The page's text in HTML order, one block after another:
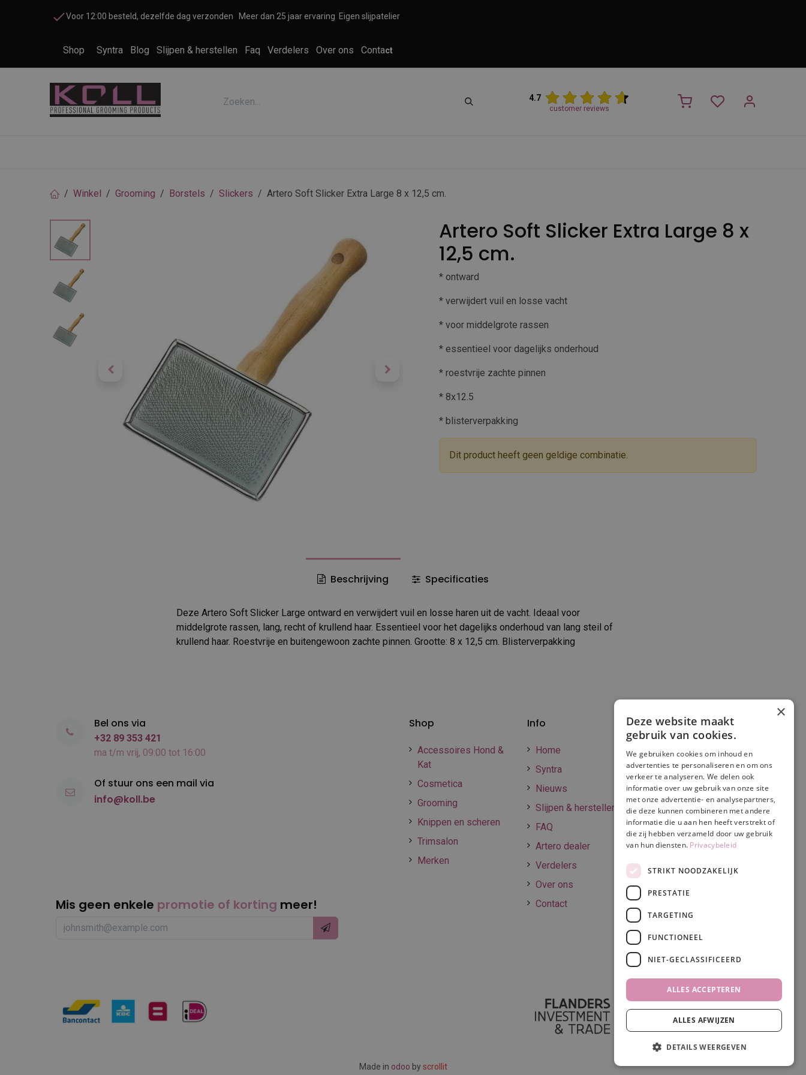
Voor 12:00 besteld, dezelfde dag verzonden Meer dan 25 jaar ervaring Eigen slijpatelier
Shop Syntra Blog Slijpen & herstellen Faq Verdelers Over ons Contact
4.7
customer reviews
Winkel Grooming Borstels Slickers Artero Soft Slicker Extra Large 8 x 12,5 cm.
Artero Soft Slicker Extra Large 8 x
12,5 cm.
* ontward
* verwijdert vuil en losse vacht
* voor middelgrote rassen
* essentieel voor dagelijks onderhoud
* roestvrije zachte pinnen
* 8x12.5
* blisterverpakking
Dit product heeft geen geldige combinatie.
Beschrijving Specificaties
Deze Artero Soft Slicker Large ontward en verwijdert vuil en losse haren uit de vacht. Ideaal voor
middelgrote rassen, lang, recht of krullend haar. Essentieel voor het dagelijks onderhoud van lang steil of
krullend haar. Roestvrije en buitengewoon zachte pinnen. Grootte: 8 x 12,5 cm. Blisterverpakking
Info
Home
Syntra
Nieuws
Slijpen & herstellen
FAQ
Artero dealer
Verdelers
Over ons
Contact
Shop
Accessoires Hond &
Kat
Cosmetica
Grooming
Knippen en scheren
Trimsalon
Merken
Verzenden en
betalen
Online betalen
Retourneren
Algemene
voorwaarden
Privacy & Cookie
policy
Disclaimer
Mis geen enkele promotie of korting meer!
Bel ons via
+32 89 353 421
ma t/m vrij, 09:00 tot 16:00
Of stuur ons een mail via
info@koll.be
Made in odoo byscrollit
×
Deze website maakt
gebruik van cookies.
We gebruiken cookies om inhoud en
advertenties te personaliseren en om ons
verkeer te analyseren. We delen ook
informatie over uw gebruik van onze site
met onze advertentie- en analysepartners,
die deze kunnen combineren met andere
informatie die u aan hen heeft verstrekt of
die zij hebben verzameld door uw gebruik
van hun diensten. Privacybeleid
STRIKT NOODZAKELIJK
PRESTATIE
TARGETING
FUNCTIONEEL
NIET-GECLASSIFICEERD
ALLES ACCEPTEREN
ALLES AFWIJZEN
DETAILS WEERGEVEN